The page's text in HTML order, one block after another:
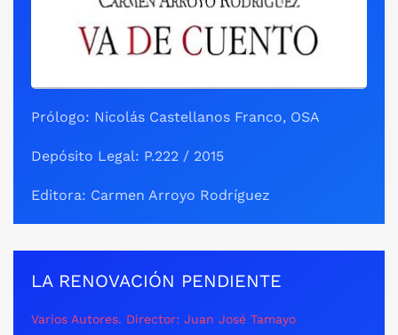
Prólogo: Nicolás Castellanos Franco, OSA
Depósito Legal: P.222 / 2015
Editora: Carmen Arroyo Rodríguez
LA RENOVACIÓN PENDIENTE
Varios Autores. Director: Juan José Tamayo